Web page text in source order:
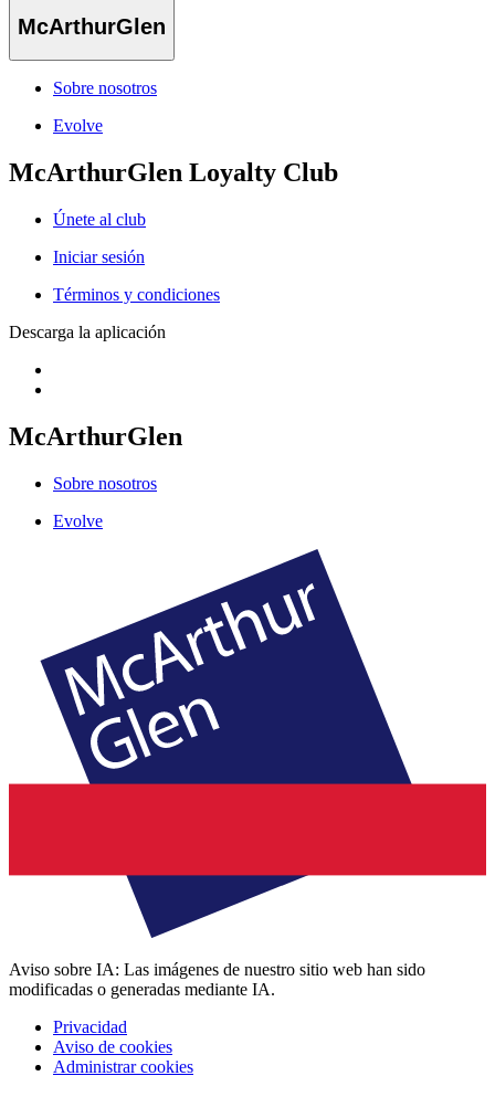
McArthurGlen
Sobre nosotros
Evolve
McArthurGlen Loyalty Club
Únete al club
Iniciar sesión
Términos y condiciones
Descarga la aplicación
McArthurGlen
Sobre nosotros
Evolve
Aviso sobre IA: Las imágenes de nuestro sitio web han sido
modificadas o generadas mediante IA.
Privacidad
Aviso de cookies
Administrar cookies